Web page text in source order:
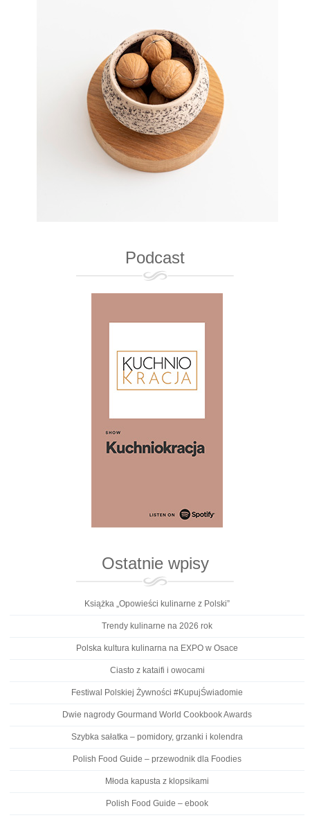
Podcast
Ostatnie wpisy
Książka „Opowieści kulinarne z Polski”
Trendy kulinarne na 2026 rok
Polska kultura kulinarna na EXPO w Osace
Ciasto z kataifi i owocami
Festiwal Polskiej Żywności #KupujŚwiadomie
Dwie nagrody Gourmand World Cookbook Awards
Szybka sałatka – pomidory, grzanki i kolendra
Polish Food Guide – przewodnik dla Foodies
Młoda kapusta z klopsikami
Polish Food Guide – ebook